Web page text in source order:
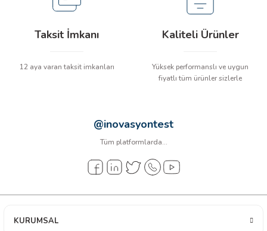
Taksit İmkanı
12 aya varan taksit imkanları
Kaliteli Ürünler
Yüksek performanslı ve uygun
fiyatlı tüm ürünler sizlerle
@inovasyontest
Tüm platformlarda...
KURUMSAL